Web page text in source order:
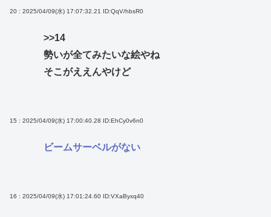
20 : 2025/04/09(水) 17:07:32.21 ID:QqV/hbsR0
>>14
勢いが全てみたいな絵やね
そこがええんやけど
15 : 2025/04/09(水) 17:00:40.28 ID:EhCy0v6n0
ビームサーベルがない
16 : 2025/04/09(水) 17:01:24.60 ID:VXaByxq40